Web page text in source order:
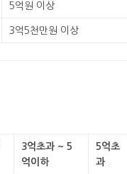
5억원 이상
3억5천만원 이상
3억초과 ~ 5
억이하
5억초
과